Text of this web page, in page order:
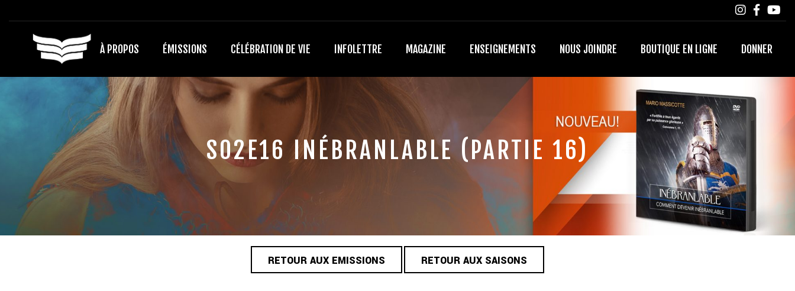
À PROPOS ÉMISSIONS CÉLÉBRATION DE VIE INFOLETTRE MAGAZINE ENSEIGNEMENTS NOUS JOINDRE BOUTIQUE EN LIGNE DONNER
S02E16 INÉBRANLABLE (PARTIE 16)
RETOUR AUX EMISSIONS RETOUR AUX SAISONS